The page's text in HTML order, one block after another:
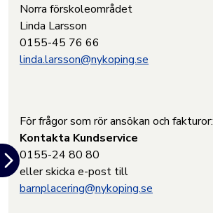
Norra förskoleområdet
Linda Larsson
0155-45 76 66
linda.larsson@nykoping.se
För frågor som rör ansökan och fakturor:
Kontakta Kundservice
0155-24 80 80
eller skicka e-post till
barnplacering@nykoping.se